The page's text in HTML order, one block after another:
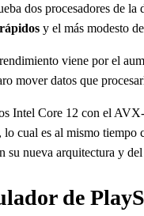
dos procesadores de
y el más modesto
viene por el
mover datos que
Intel Core 12 con el
cual es al mismo
su nueva arquitectura y
de